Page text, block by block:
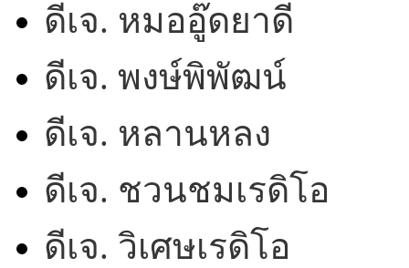
ดีเจ. หมออู๊ดยาดี
ดีเจ. พงษ์พิพัฒน์
ดีเจ. หลานหลง
ดีเจ. ชวนชมเรดิโอ
ดีเจ. วิเศษเรดิโอ